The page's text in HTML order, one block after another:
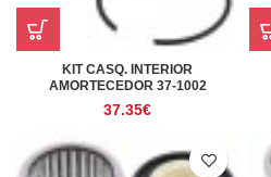
KIT CASQ. INTERIOR
AMORTECEDOR 37-1002
37.35€